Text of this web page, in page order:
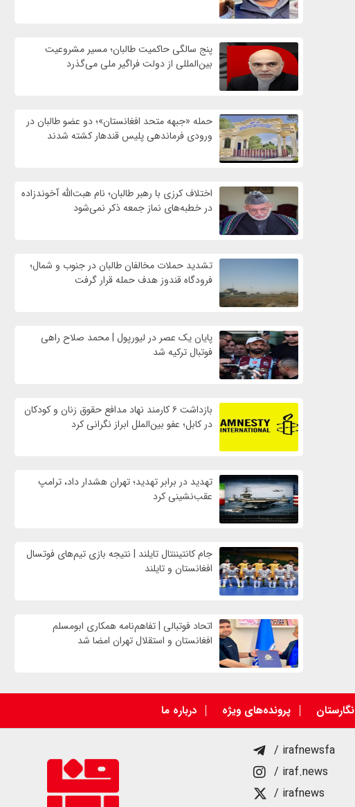
پنج سالگی حاکمیت طالبان؛ مسیر مشروعیت
بین‌المللی از دولت فراگیر ملی می‌گذرد
حمله «جبهه متحد افغانستان»؛ دو عضو طالبان در
ورودی فرماندهی پلیس قندهار کشته شدند
اختلاف کرزی با رهبر طالبان؛ نام هبت‌الله آخوندزاده
در خطبه‌های نماز جمعه ذکر نمی‌شود
تشدید حملات مخالفان طالبان در جنوب و شمال؛
فرودگاه قندوز هدف حمله قرار گرفت
پایان یک عصر در لیورپول | محمد صلاح راهی
فوتبال ترکیه شد
بازداشت ۶ کارمند نهاد مدافع حقوق زنان و کودکان
در کابل؛ عفو بین‌الملل ابراز نگرانی کرد
تهدید در برابر تهدید؛ تهران هشدار داد، ترامپ
عقب‌نشینی کرد
جام کانتیننتال تایلند | نتیجه بازی تیم‌های فوتسال
افغانستان و تایلند
اتحاد فوتبالی | تفاهم‌نامه همکاری ابومسلم
افغانستان و استقلال تهران امضا شد
نگارستان پرونده‌های ویژه درباره ما
/ irafnewsfa
/ iraf.news
/ irafnews